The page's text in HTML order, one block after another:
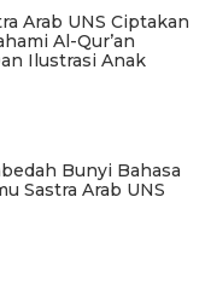
Arab UNS Ciptakan
Al-Qur’an
Ilustrasi Anak
Bunyi Bahasa
Sastra Arab UNS